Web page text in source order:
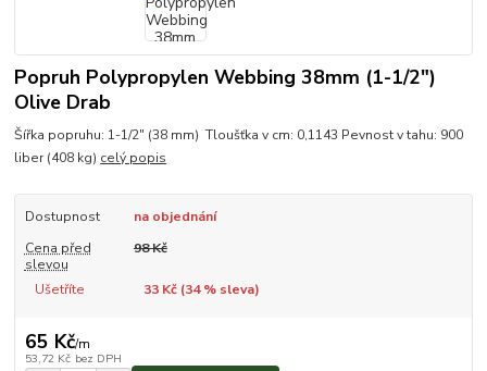
Popruh Polypropylen Webbing 38mm (1-1/2")
Olive Drab
Šířka popruhu: 1-1/2" (38 mm) Tloušťka v cm: 0,1143 Pevnost v tahu: 900
liber (408 kg) celý popis
Dostupnost
na objednání
Cena před
slevou
98 Kč
Ušetříte 33 Kč (34% sleva)
65 Kč/m
53,72 Kč bez DPH